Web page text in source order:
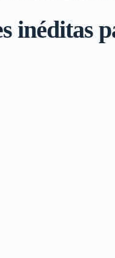
inéditas